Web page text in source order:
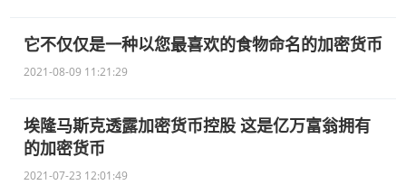
它不仅仅是一种以您最喜欢的食物命名的加密货币
2021-08-09 11:21:29
埃隆马斯克透露加密货币控股 这是亿万富翁拥有
的加密货币
2021-07-23 12:01:49